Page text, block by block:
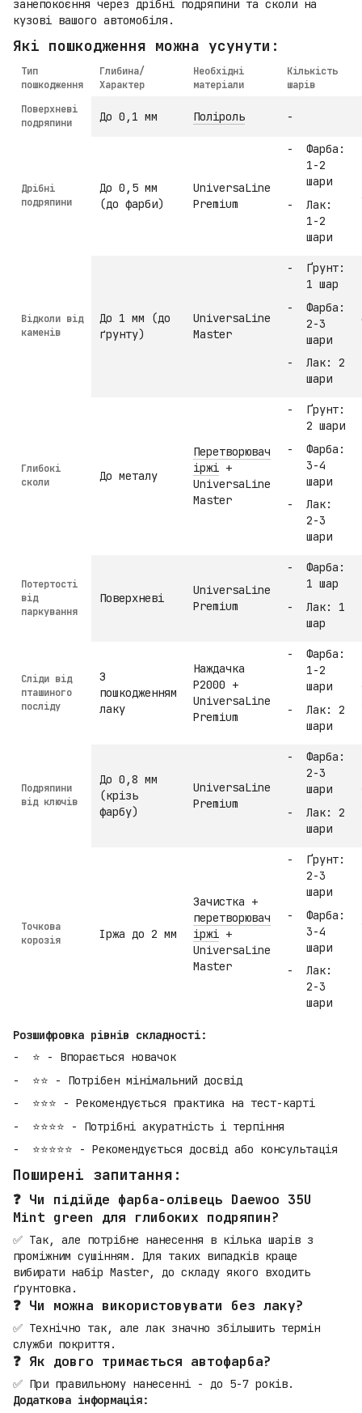
занепокоєння через дрібні подряпини та сколи на
кузові вашого автомобіля.
Які пошкодження можна усунути:
Тип
пошкодження
Глибина/
Характер
Необхідні
матеріали
Кількість
шарів
Поверхневі
подряпини
До 0,1 мм Поліроль -
Дрібні
подряпини
До 0,5 мм
(до фарби)
UniversaLine
Premium
Фарба:
1-2
шари
Лак:
1-2
шари
Відколи від
каменів
До 1 мм (до
ґрунту)
UniversaLine
Master
Ґрунт:
1 шар
Фарба:
2-3
шари
Лак: 2
шари
Глибокі
сколи
До металу
Перетворювач
іржі +
UniversaLine
Master
Ґрунт:
2 шари
Фарба:
3-4
шари
Лак:
2-3
шари
Потертості
від
паркування
Поверхневі
UniversaLine
Premium
Фарба:
1 шар
Лак: 1
шар
Сліди від
пташиного
посліду
З
пошкодженням
лаку
Наждачка
P2000 +
UniversaLine
Premium
Фарба:
1-2
шари
Лак: 2
шари
Подряпини
від ключів
До 0,8 мм
(крізь
фарбу)
UniversaLine
Premium
Фарба:
2-3
шари
Лак: 2
шари
Точкова
корозія
Іржа до 2 мм
Зачистка +
перетворювач
іржі +
UniversaLine
Master
Ґрунт:
2-3
шари
Фарба:
3-4
шари
Лак:
2-3
шари
Розшифровка рівнів складності:
⭐ - Впорається новачок
⭐⭐ - Потрібен мінімальний досвід
⭐⭐⭐ - Рекомендується практика на тест-карті
⭐⭐⭐⭐ - Потрібні акуратність і терпіння
⭐⭐⭐⭐⭐ - Рекомендується досвід або консультація
Поширені запитання:
❓ Чи підійде фарба-олівець Daewoo 35U
Mint green для глибоких подряпин?
✅ Так, але потрібне нанесення в кілька шарів з
проміжним сушінням. Для таких випадків краще
вибирати набір Master, до складу якого входить
ґрунтовка.
❓ Чи можна використовувати без лаку?
✅ Технічно так, але лак значно збільшить термін
служби покриття.
❓ Як довго тримається автофарба?
✅ При правильному нанесенні - до 5-7 років.
Додаткова інформація: